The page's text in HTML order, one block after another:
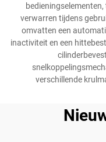
verwarren tijdens
omvatten een
inactiviteit en een
verschillende